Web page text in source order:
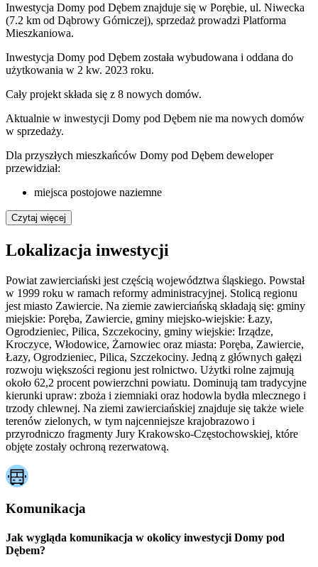
Inwestycja Domy pod Dębem znajduje się w Porębie, ul. Niwecka
(7.2 km od Dąbrowy Górniczej), sprzedaż prowadzi Platforma
Mieszkaniowa.
Inwestycja Domy pod Dębem została wybudowana i oddana do
użytkowania w 2 kw. 2023 roku.
Cały projekt składa się z 8 nowych domów.
Aktualnie w inwestycji Domy pod Dębem nie ma nowych domów
w sprzedaży.
Dla przyszłych mieszkańców Domy pod Dębem deweloper
przewidział:
miejsca postojowe naziemne
Czytaj więcej
Lokalizacja inwestycji
Powiat zawierciański jest częścią województwa śląskiego. Powstał
w 1999 roku w ramach reformy administracyjnej. Stolicą regionu
jest miasto Zawiercie. Na ziemie zawierciańską składają się: gminy
miejskie: Poręba, Zawiercie, gminy miejsko-wiejskie: Łazy,
Ogrodzieniec, Pilica, Szczekociny, gminy wiejskie: Irządze,
Kroczyce, Włodowice, Żarnowiec oraz miasta: Poręba, Zawiercie,
Łazy, Ogrodzieniec, Pilica, Szczekociny. Jedną z głównych gałęzi
rozwoju większości regionu jest rolnictwo. Użytki rolne zajmują
około 62,2 procent powierzchni powiatu. Dominują tam tradycyjne
kierunki upraw: zboża i ziemniaki oraz hodowla bydła mlecznego i
trzody chlewnej. Na ziemi zawierciańskiej znajduje się także wiele
terenów zielonych, w tym najcenniejsze krajobrazowo i
przyrodniczo fragmenty Jury Krakowsko-Częstochowskiej, które
objęte zostały ochroną rezerwatową.
Komunikacja
Jak wygląda komunikacja w okolicy inwestycji Domy pod
Dębem?